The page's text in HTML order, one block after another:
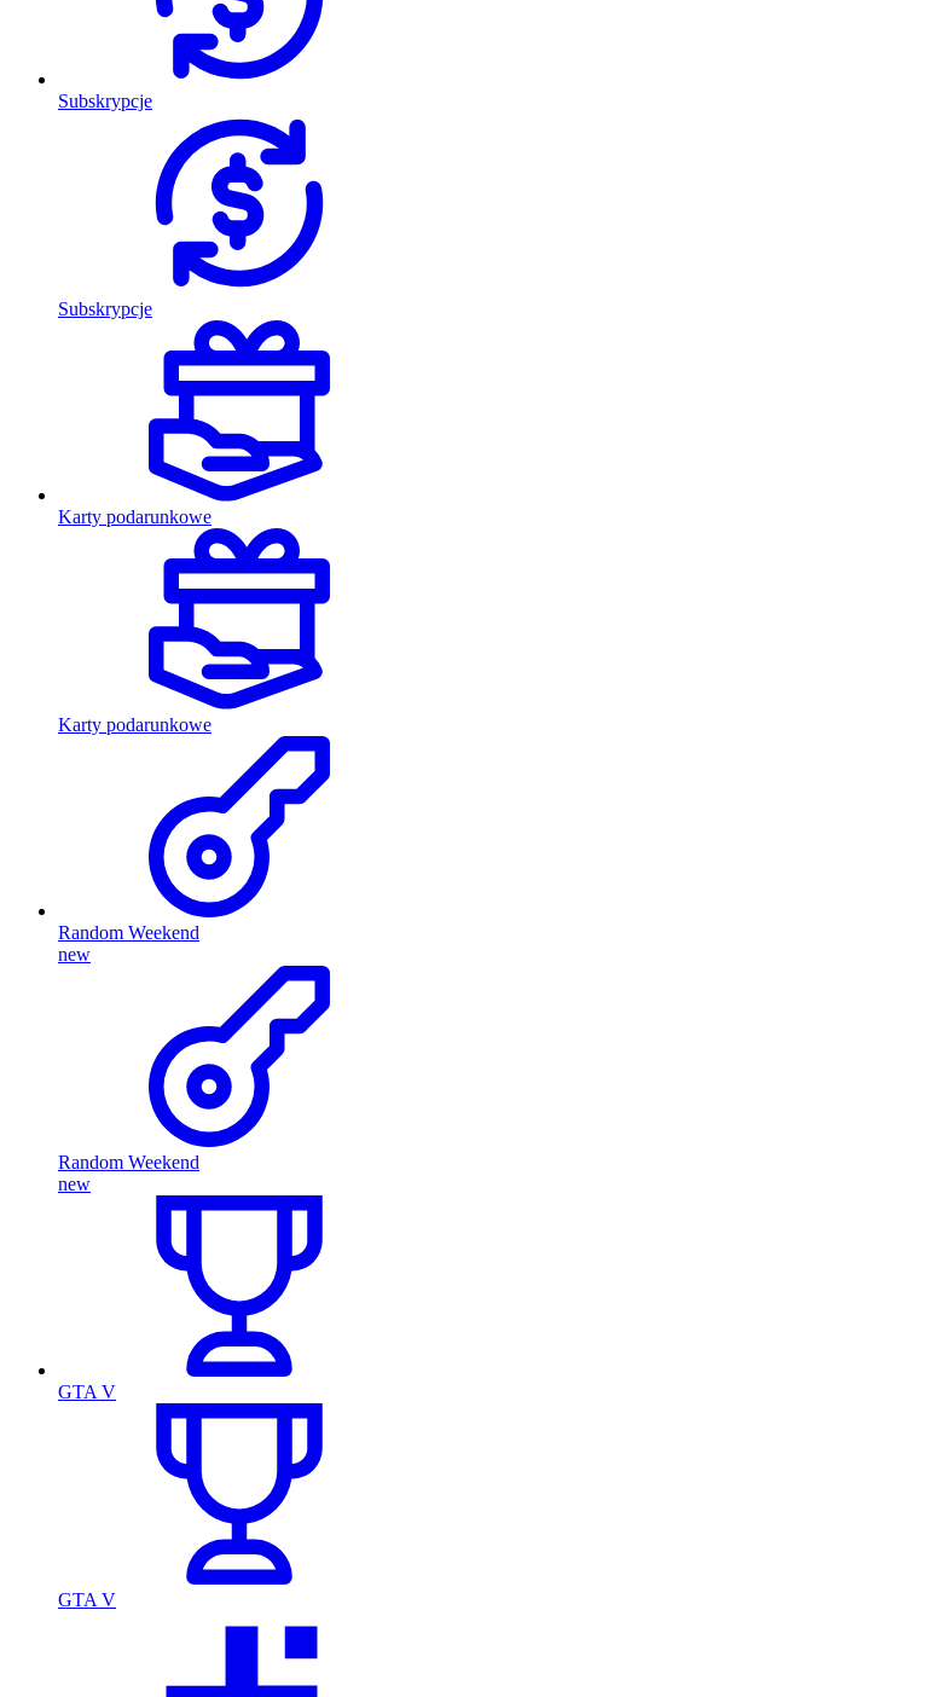
Subskrypcje
Subskrypcje
Karty podarunkowe
Karty podarunkowe
Random Weekend
new
Random Weekend
new
GTA V
GTA V